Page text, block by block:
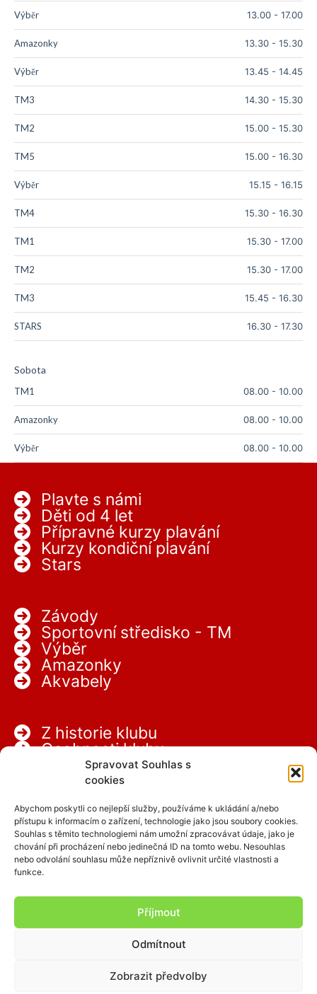
Spravovat Souhlas s
cookies
Abychom poskytli co nejlepší služby, používáme k ukládání a/nebo
přístupu k informacím o zařízení, technologie jako jsou soubory cookies.
Souhlas s těmito technologiemi nám umožní zpracovávat údaje, jako je
chování při procházení nebo jedinečná ID na tomto webu. Nesouhlas
nebo odvolání souhlasu může nepříznivě ovlivnit určité vlastnosti a
funkce.
Příjmout
Odmítnout
Zobrazit předvolby
Výběr 13.00 - 17.00
Amazonky 13.30 - 15.30
Výběr 13.45 - 14.45
TM3 14.30 - 15.30
TM2 15.00 - 15.30
TM5 15.00 - 16.30
Výběr 15.15 - 16.15
TM4 15.30 - 16.30
TM1 15.30 - 17.00
TM2 15.30 - 17.00
TM3 15.45 - 16.30
STARS 16.30 - 17.30
Sobota
TM1 08.00 - 10.00
Amazonky 08.00 - 10.00
Výběr 08.00 - 10.00
Plavte s námi
Děti od 4 let
Přípravné kurzy plavání
Kurzy kondiční plavání
Stars
Závody
Sportovní středisko - TM
Výběr
Amazonky
Akvabely
Z historie klubu
Osobnosti klubu
Partneři
Kariéra
clen.scpap.cz